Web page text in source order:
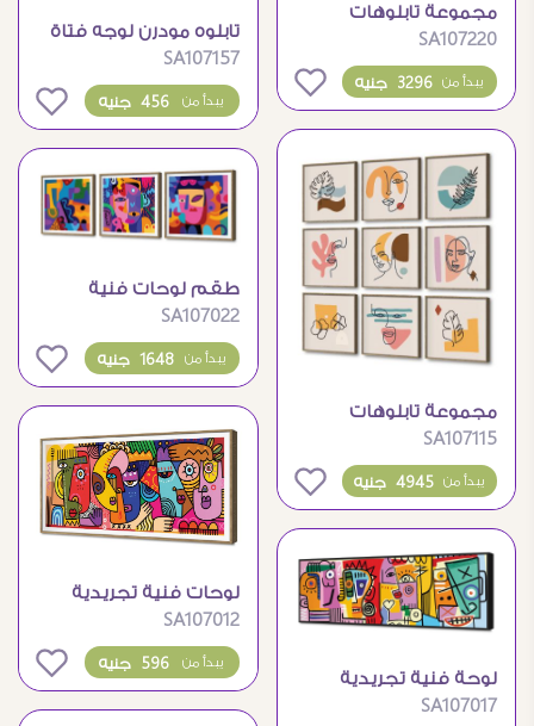
مجموعة تابلوهات
مودرن بتصاميم وجوه
فنية
SA107220
3296 جنيه يبدأ من 0
تابلوه مودرن لوجه فتاة
مزين بالزهور الملونة
SA107157
456 جنيه يبدأ من 0
مجموعة تابلوهات
مودرن بتصاميم رسم
خطي مميزة
SA107115
4945 جنيه يبدأ من 0
طقم لوحات فنية
مودرن بتصميم تجريدي
وجوه
SA107022
1648 جنيه يبدأ من 0
لوحة فنية تجريدية
بوجوه ملونة وتصميم
SA107017
لوحات فنية تجريدية
بوجوه ملونة للديكور
المودرن
SA107012
596 جنيه يبدأ من